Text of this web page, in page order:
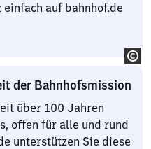
auf bahnhof.de
der Bahnhofsmission
über 100 Jahren
offen für alle und rund
unterstützen Sie diese